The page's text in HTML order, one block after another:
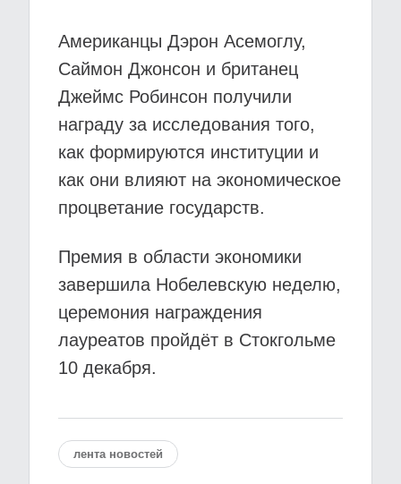
Американцы Дэрон Асемоглу,
Саймон Джонсон и британец
Джеймс Робинсон получили
награду за исследования того,
как формируются институции и
как они влияют на экономическое
процветание государств.
Премия в области экономики
завершила Нобелевскую неделю,
церемония награждения
лауреатов пройдёт в Стокгольме
10 декабря.
лента новостей